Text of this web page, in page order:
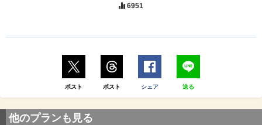
6951
ポスト ポスト シェア 送る
他のプランも見る